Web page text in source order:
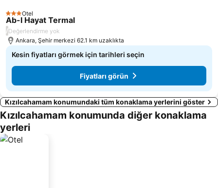
3 Yıldız
Otel
Ab-I Hayat Termal
/Değerlendirme yok
Ankara, Şehir merkezi 62.1 km uzaklıkta
Kesin fiyatları görmek için tarihleri seçin
Fiyatları görün
Kızılcahamam konumundaki tüm konaklama yerlerini göster
Kızılcahamam konumunda diğer konaklama
yerleri